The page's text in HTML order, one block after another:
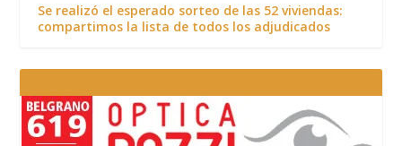
Se realizó el esperado sorteo de las 52 viviendas:
compartimos la lista de todos los adjudicados